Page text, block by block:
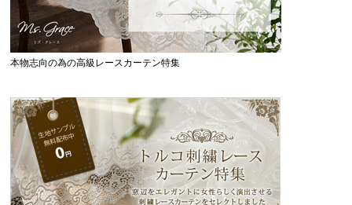
本物志向の為の高級レースカーテン特集